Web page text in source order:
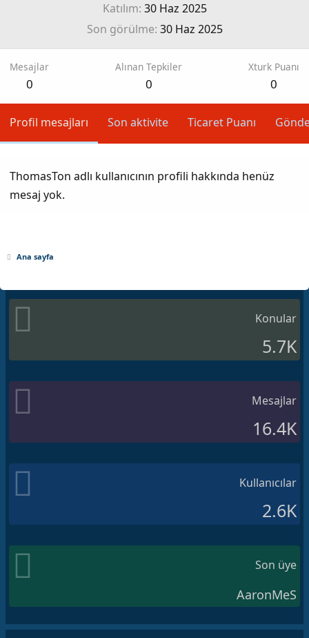
Katılım 30 Haz 2025
Son görülme 30 Haz 2025
Mesajlar
0
Alınan Tepkiler
0
Xturk Puanı
0
Profil mesajları Son aktivite Ticaret Puanı
ThomasTon adlı kullanıcının profili hakkında henüz
mesaj yok.
Ana sayfa
Konular
5.7K
Mesajlar
16.4K
Kullanıcılar
2.6K
Son üye
AaronMeS